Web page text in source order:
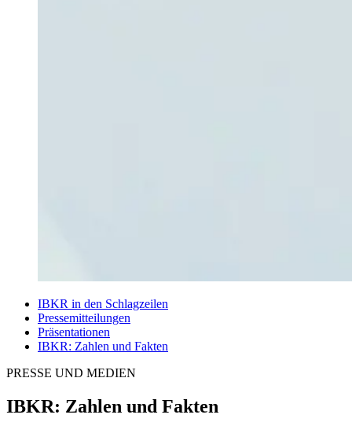
IBKR in den Schlagzeilen
Pressemitteilungen
Präsentationen
IBKR: Zahlen und Fakten
PRESSE UND MEDIEN
IBKR: Zahlen und Fakten